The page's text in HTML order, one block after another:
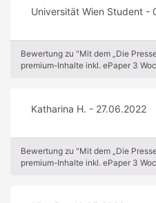
Universität Wien Student -
Bewertung zu "Mit dem „Die
premium-Inhalte inkl. ePaper 3
Katharina H. - 27.06.2022
Bewertung zu "Mit dem „Die
premium-Inhalte inkl. ePaper 3